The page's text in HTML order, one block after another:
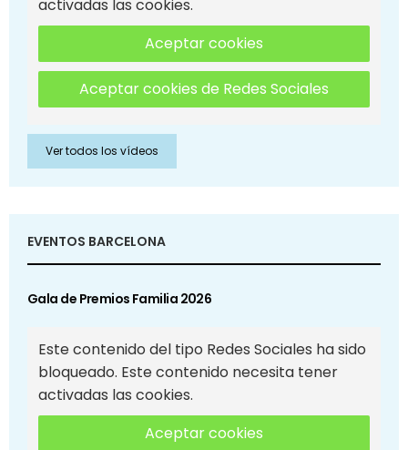
activadas las cookies.
Aceptar cookies
Aceptar cookies de Redes Sociales
Ver todos los vídeos
EVENTOS BARCELONA
Gala de Premios Familia 2026
Este contenido del tipo Redes Sociales ha sido
bloqueado. Este contenido necesita tener
activadas las cookies.
Aceptar cookies